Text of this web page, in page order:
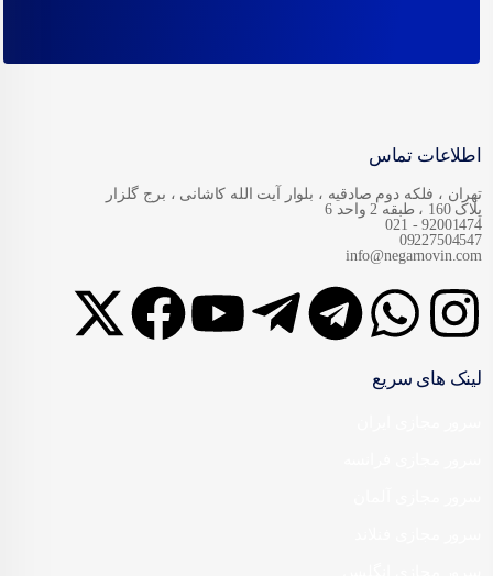
اطلاعات تماس
تهران ، فلکه دوم صادقیه ، بلوار آیت الله کاشانی ، برج گلزار
پلاک 160 ، طبقه 2 واحد 6
92001474 - 021
09227504547
info@negarnovin.com
لینک های سریع